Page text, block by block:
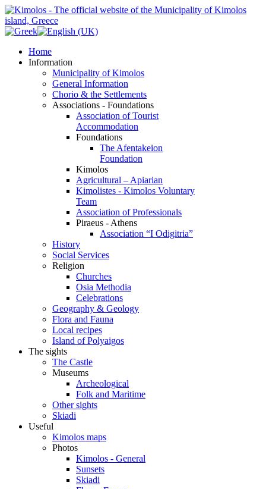
Home
Information
Municipality of Kimolos
General Information
Chorio & the Settlements
Associations - Foundations
Association of Tourist
Accommodation
Foundations
The Afentakeion
Foundation
Kimolos
Agricultural – Apiarian
Kimolistes - Kimolos Voluntary
Team
Association of Professionals
Piraeus - Athens
Association “I Odigitria”
History
Social Services
Religion
Churches
Osia Methodia
Celebrations
Geography & Geology
Flora and Fauna
Local recipes
Island of Polyaigos
The sights
The Castle
Museums
Archeological
Folk and Maritime
Other sights
Skiadi
Useful
Kimolos maps
Photos
Kimolos - General
Sunsets
Skiadi